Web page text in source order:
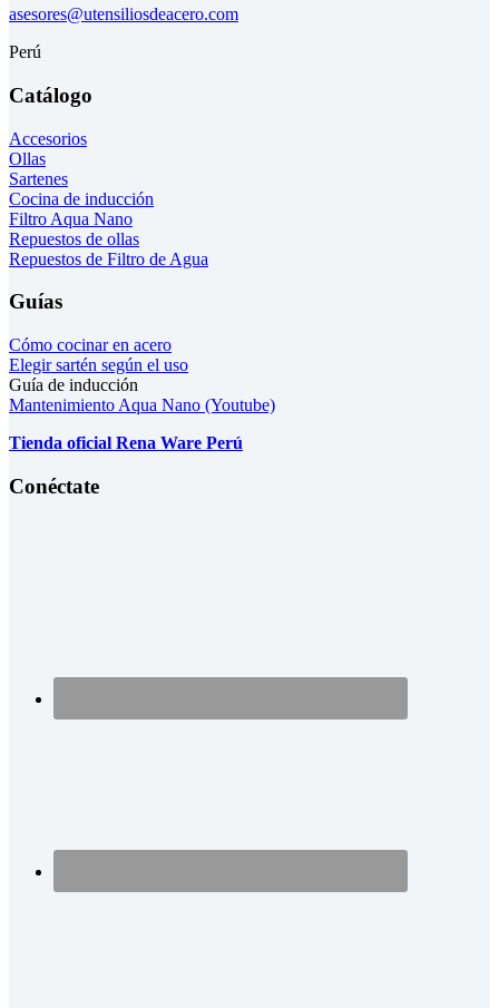
asesores@utensiliosdeacero.com
Perú
Catálogo
Accesorios
Ollas
Sartenes
Cocina de inducción
Filtro Aqua Nano
Repuestos de ollas
Repuestos de Filtro de Agua
Guías
Cómo cocinar en acero
Elegir sartén según el uso
Guía de inducción
Mantenimiento Aqua Nano (Youtube)
Tienda oficial Rena Ware Perú
Conéctate